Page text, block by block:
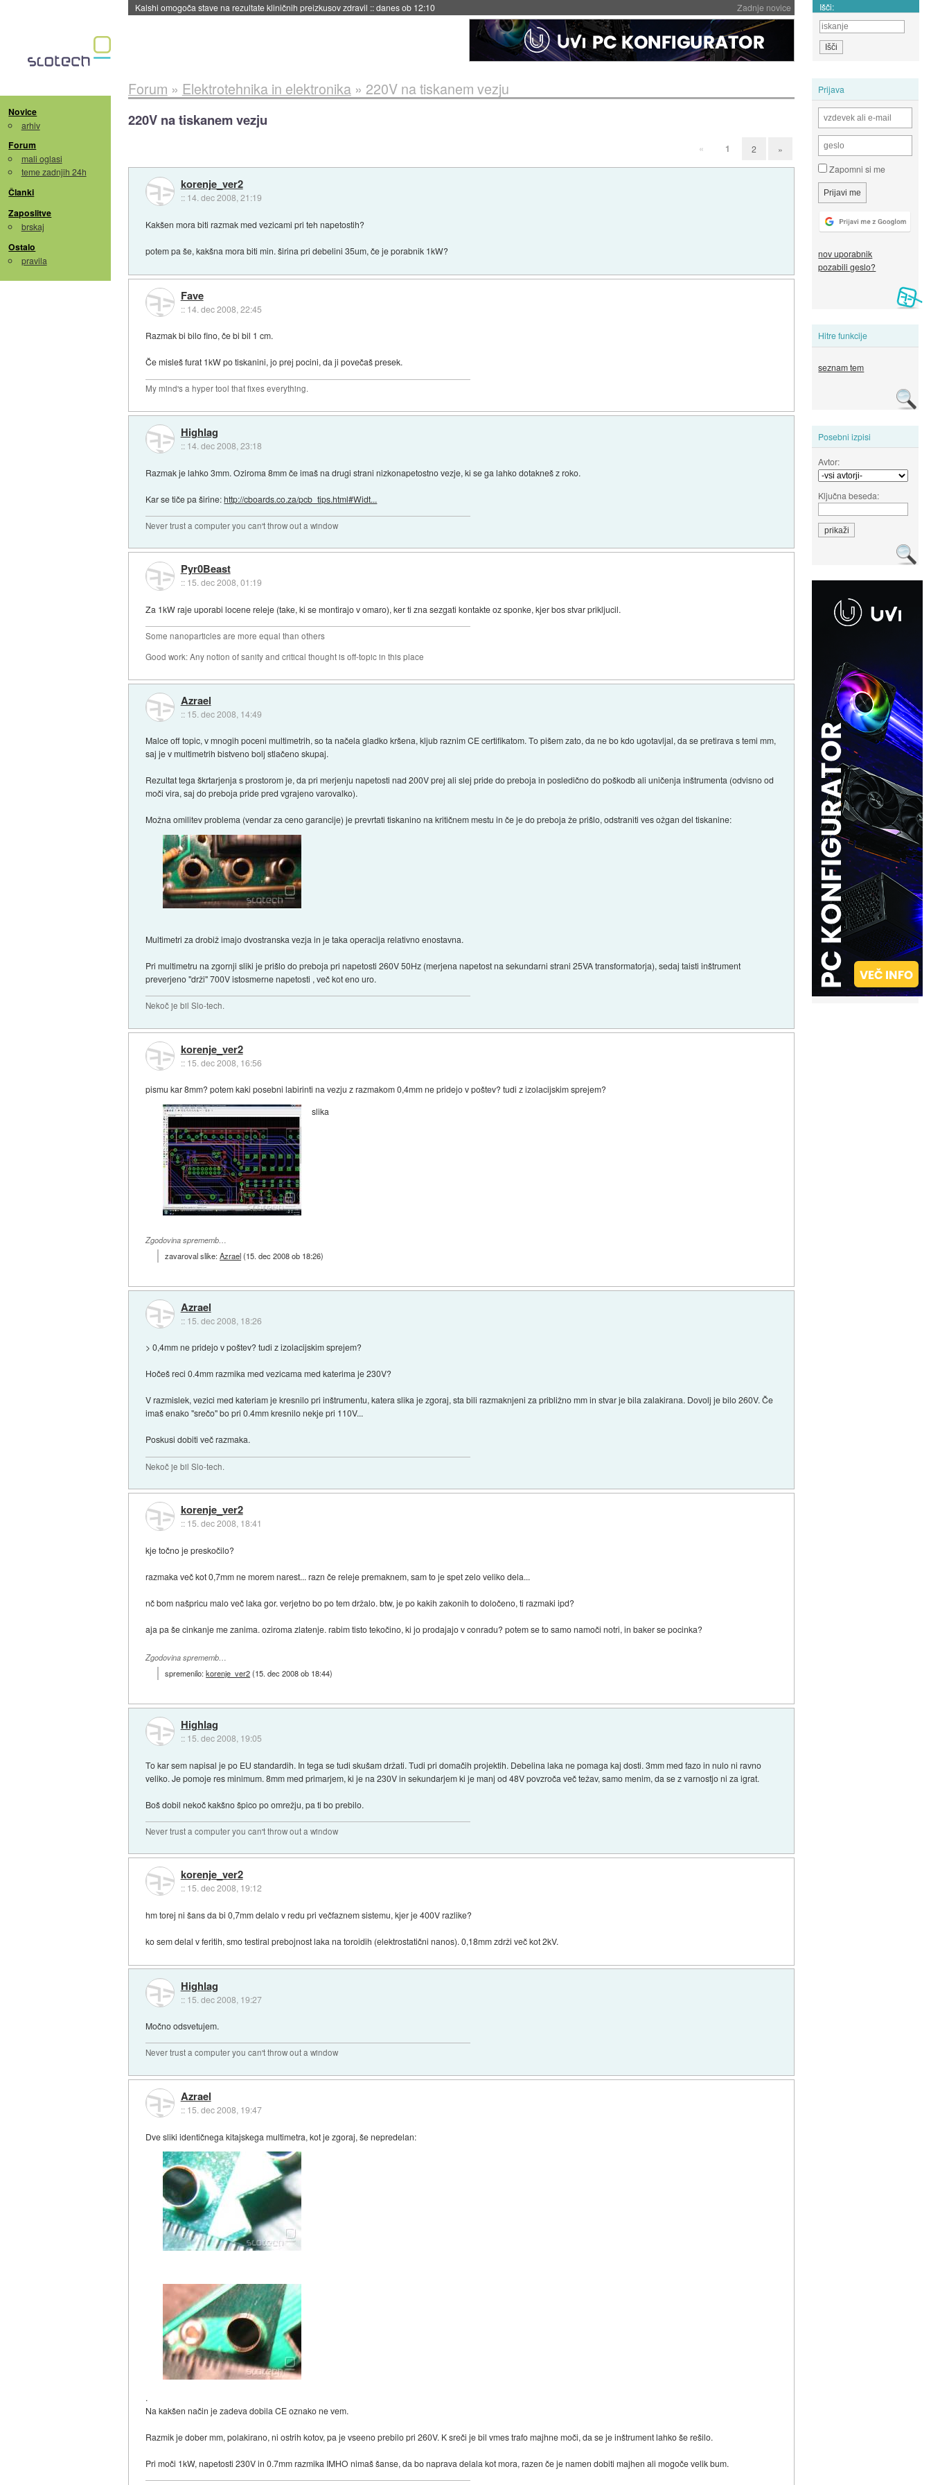
Zadnje novice
Sandisk že prodal več kot polovico SSD-jev za naslednji dve leti::danes ob 11:37 Išči:
Novice
arhiv
Forum
mali oglasi
teme zadnjih 24h
Članki
Zaposlitve
brskaj
Ostalo
pravila
Prijava
Zapomni si me
nov uporabnik
pozabili geslo?
Hitre funkcije
seznam tem
Posebni izpisi
Avtor:
Ključna beseda:
Forum » Elektrotehnika in elektronika» 220V na tiskanem vezju
220V na tiskanem vezju
« 1 2 »
korenje_ver2
:: 14. dec 2008, 21:19
Kakšen mora biti razmak med vezicami pri teh napetostih?
potem pa še, kakšna mora biti min. širina pri debelini 35um, če je porabnik 1kW?
Fave
:: 14. dec 2008, 22:45
Razmak bi bilo fino, če bi bil 1 cm.
Če misleš furat 1kW po tiskanini, jo prej pocini, da ji povečaš presek.
My mind's a hyper tool that fixes everything.
Highlag
:: 14. dec 2008, 23:18
Razmak je lahko 3mm. Oziroma 8mm če imaš na drugi strani nizkonapetostno vezje, ki se ga lahko dotakneš z roko.
Kar se tiče pa širine:http://cboards.co.za/pcb_tips.html#Widt...
Never trust a computer you can't throw out a window
Pyr0Beast
:: 15. dec 2008, 01:19
Za 1kW raje uporabi locene releje (take, ki se montirajo v omaro), ker ti zna sezgati kontakte oz sponke, kjer bos stvar prikljucil.
Some nanoparticles are more equal than others
Good work: Any notion of sanity and critical thought is off-topic in this place
Azrael
:: 15. dec 2008, 14:49
Malce off topic, v mnogih poceni multimetrih, so ta načela gladko kršena, kljub raznim CE certifikatom. To pišem zato, da ne bo kdo ugotavljal, da se pretirava s temi mm,
saj je v multimetrih bistveno bolj stlačeno skupaj.
Rezultat tega škrtarjenja s prostorom je, da pri merjenju napetosti nad 200V prej ali slej pride do preboja in posledično do poškodb ali uničenja inštrumenta (odvisno od
moči vira, saj do preboja pride pred vgrajeno varovalko).
Možna omilitev problema (vendar za ceno garancije) je prevrtati tiskanino na kritičnem mestu in če je do preboja že prišlo, odstraniti ves ožgan del tiskanine:
Multimetri za drobiž imajo dvostranska vezja in je taka operacija relativno enostavna.
Pri multimetru na zgornji sliki je prišlo do preboja pri napetosti 260V 50Hz (merjena napetost na sekundarni strani 25VA transformatorja), sedaj taisti inštrument
preverjeno "drži" 700V istosmerne napetosti , več kot eno uro.
Nekoč je bil Slo-tech.
korenje_ver2
:: 15. dec 2008, 16:56
pismu kar 8mm? potem kaki posebni labirinti na vezju z razmakom 0,4mm ne pridejo v poštev? tudi z izolacijskim sprejem?
slika
Zgodovina sprememb…
zavaroval slike:Azrael(15. dec 2008 ob 18:26)
Azrael
:: 15. dec 2008, 18:26
> 0,4mm ne pridejo v poštev? tudi z izolacijskim sprejem?
Hočeš reci 0.4mm razmika med vezicama med katerima je 230V?
V razmislek, vezici med kateriam je kresnilo pri inštrumentu, katera slika je zgoraj, sta bili razmaknjeni za približno mm in stvar je bila zalakirana. Dovolj je bilo 260V. Če
imaš enako "srečo" bo pri 0.4mm kresnilo nekje pri 110V...
Poskusi dobiti več razmaka.
Nekoč je bil Slo-tech.
korenje_ver2
:: 15. dec 2008, 18:41
kje točno je preskočilo?
razmaka več kot 0,7mm ne morem narest... razn če releje premaknem, sam to je spet zelo veliko dela...
nč bom našpricu malo več laka gor. verjetno bo po tem držalo. btw, je po kakih zakonih to določeno, ti razmaki ipd?
aja pa še cinkanje me zanima. oziroma zlatenje. rabim tisto tekočino, ki jo prodajajo v conradu? potem se to samo namoči notri, in baker se pocinka?
Zgodovina sprememb…
spremenilo:korenje_ver2(15. dec 2008 ob 18:44)
Highlag
:: 15. dec 2008, 19:05
To kar sem napisal je po EU standardih. In tega se tudi skušam držati. Tudi pri domačih projektih. Debelina laka ne pomaga kaj dosti. 3mm med fazo in nulo ni ravno
veliko. Je pomoje res minimum. 8mm med primarjem, ki je na 230V in sekundarjem ki je manj od 48V povzroča več težav, samo menim, da se z varnostjo ni za igrat.
Boš dobil nekoč kakšno špico po omrežju, pa ti bo prebilo.
Never trust a computer you can't throw out a window
korenje_ver2
:: 15. dec 2008, 19:12
hm torej ni šans da bi 0,7mm delalo v redu pri večfaznem sistemu, kjer je 400V razlike?
ko sem delal v feritih, smo testiral prebojnost laka na toroidih (elektrostatični nanos). 0,18mm zdrži več kot 2kV.
Highlag
:: 15. dec 2008, 19:27
Močno odsvetujem.
Never trust a computer you can't throw out a window
Azrael
:: 15. dec 2008, 19:47
Dve sliki identičnega kitajskega multimetra, kot je zgoraj, še nepredelan:
.
Na kakšen način je zadeva dobila CE oznako ne vem.
Razmik je dober mm, polakirano, ni ostrih kotov, pa je vseeno prebilo pri 260V. K sreči je bil vmes trafo majhne moči, da se je inštrument lahko še rešilo.
Pri moči 1kW, napetosti 230V in 0.7mm razmika IMHO nimaš šanse, da bo naprava delala kot mora, razen če je namen dobiti majhen ali mogoče velik bum.